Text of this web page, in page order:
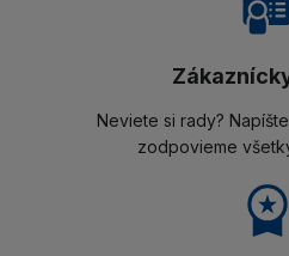
Neviete si rady?
zodpovieme